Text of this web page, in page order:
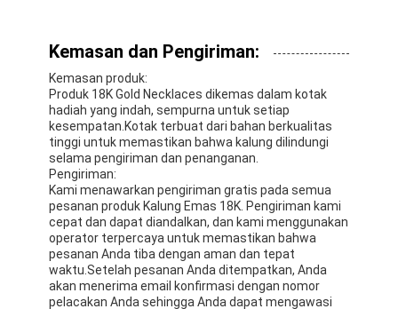
Kemasan dan Pengiriman:
Kemasan produk:
Produk 18K Gold Necklaces dikemas dalam kotak
hadiah yang indah, sempurna untuk setiap
kesempatan.Kotak terbuat dari bahan berkualitas
tinggi untuk memastikan bahwa kalung dilindungi
selama pengiriman dan penanganan.
Pengiriman:
Kami menawarkan pengiriman gratis pada semua
pesanan produk Kalung Emas 18K. Pengiriman kami
cepat dan dapat diandalkan, dan kami menggunakan
operator terpercaya untuk memastikan bahwa
pesanan Anda tiba dengan aman dan tepat
waktu.Setelah pesanan Anda ditempatkan, Anda
akan menerima email konfirmasi dengan nomor
pelacakan Anda sehingga Anda dapat mengawasi